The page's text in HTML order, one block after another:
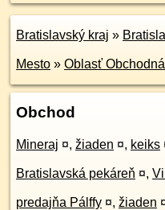
Bratislavský kraj »
Mesto » Oblasť Obchodná
Obchod
Mineraj ¤, žiaden ¤, keiks
Bratislavská pekáreň ¤,
predajňa Pálffy ¤, žiaden